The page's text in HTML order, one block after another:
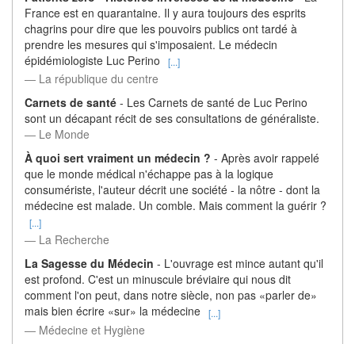
France est en quarantaine. Il y aura toujours des esprits
chagrins pour dire que les pouvoirs publics ont tardé à
prendre les mesures qui s'imposaient. Le médecin
épidémiologiste Luc Perino
[...]
― La république du centre
Carnets de santé - Les Carnets de santé de Luc Perino
sont un décapant récit de ses consultations de généraliste.
― Le Monde
À quoi sert vraiment un médecin ? - Après avoir rappelé
que le monde médical n'échappe pas à la logique
consumériste, l'auteur décrit une société - la nôtre - dont la
médecine est malade. Un comble. Mais comment la guérir ?
[...]
― La Recherche
La Sagesse du Médecin - L'ouvrage est mince autant qu'il
est profond. C'est un minuscule bréviaire qui nous dit
comment l'on peut, dans notre siècle, non pas «parler de»
mais bien écrire «sur» la médecine [...]
― Médecine et Hygiène